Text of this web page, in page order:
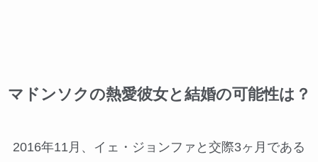
マドンソクの熱愛彼女と結婚の可能性は？
2016年11月、イェ・ジョンファと交際3ヶ月である